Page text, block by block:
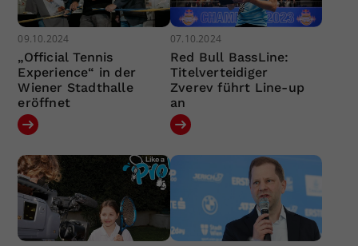
09.10.2024
„Official Tennis
Experience“ in der
Wiener Stadthalle
eröffnet
07.10.2024
Red Bull BassLine:
Titelverteidiger
Zverev führt Line-up
an